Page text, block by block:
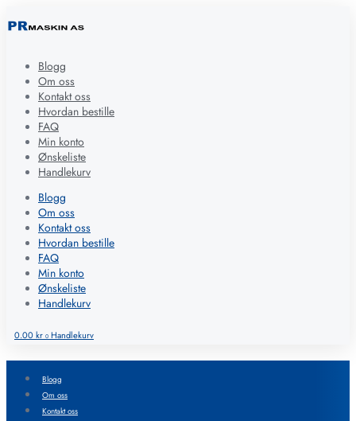
Blogg
Om oss
Kontakt oss
Hvordan bestille
FAQ
Min konto
Ønskeliste
Handlekurv
Blogg
Om oss
Kontakt oss
Hvordan bestille
FAQ
Min konto
Ønskeliste
Handlekurv
0.00kr 0 Handlekurv
Blogg
Om oss
Kontakt oss